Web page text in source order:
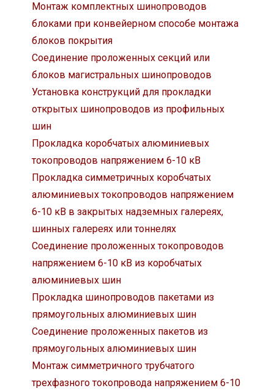
Монтаж комплектных шинопроводов
блоками при конвейерном способе монтажа
блоков покрытия
Соединение проложенных секций или
блоков магистральных шинопроводов
Установка конструкций для прокладки
открытых шинопроводов из профильных
шин
Прокладка коробчатых алюминиевых
токопроводов напряжением 6-10 кВ
Прокладка симметричных коробчатых
алюминиевых токопроводов напряжением
6-10 кВ в закрытых надземных галереях,
шинных галереях или тоннелях
Соединение проложенных токопроводов
напряжением 6-10 кВ из коробчатых
алюминиевых шин
Прокладка шинопроводов пакетами из
прямоугольных алюминиевых шин
Соединение проложенных пакетов из
прямоугольных алюминиевых шин
Монтаж симметричного трубчатого
трехфазного токопровода напряжением 6-10